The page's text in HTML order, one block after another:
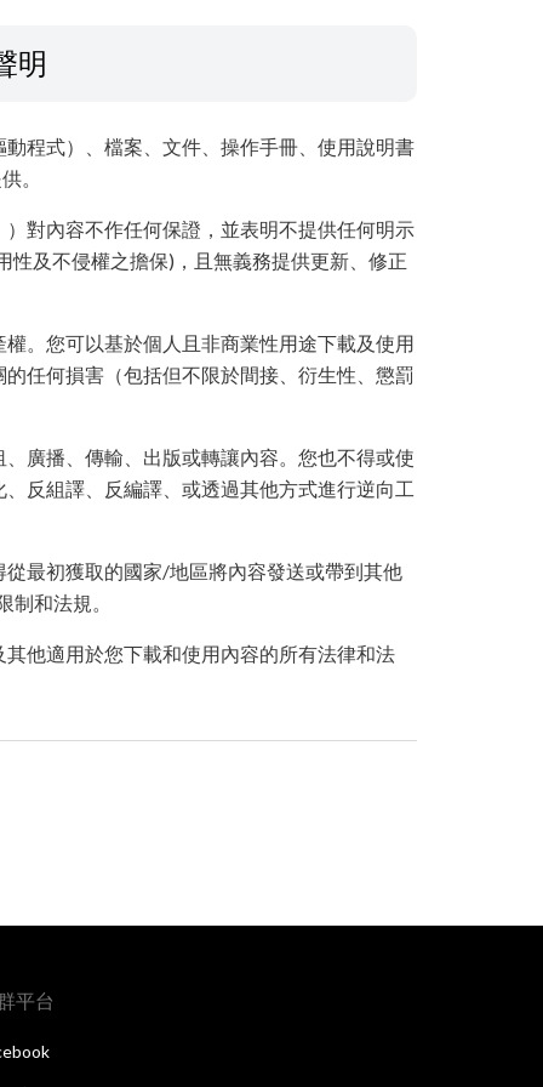
明
程式）、檔案、文件、操作手冊、使用說明書
。
對內容不作任何保證，並表明不提供任何明示
及不侵權之擔保)，且無義務提供更新、修正
。您可以基於個人且非商業性用途下載及使用
任何損害（包括但不限於間接、衍生性、懲罰
廣播、傳輸、出版或轉讓內容。您也不得或使
反組譯、反編譯、或透過其他方式進行逆向工
最初獲取的國家/地區將內容發送或帶到其他
和法規。
他適用於您下載和使用內容的所有法律和法
平台